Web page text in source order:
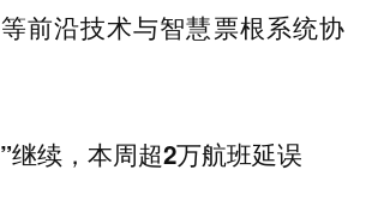
前沿技术与智慧票根系统协
继续，本周超2万航班延误